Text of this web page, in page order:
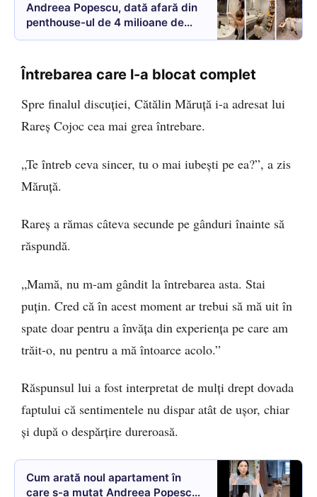
Andreea Popescu, dată afară din
penthouse-ul de 4 milioane de
euro sau a plecat singură?
este modest față de luxul din
fosta locuință FOTO/VIDEO
Întrebarea care l-a blocat complet
Spre finalul discuției, Cătălin Măruță i-a adresat lui
Rareș Cojoc cea mai grea întrebare.
„Te întreb ceva sincer, tu o mai iubești pe ea?”, a zis
Măruță.
Rareș a rămas câteva secunde pe gânduri înainte să
răspundă.
„Mamă, nu m-am gândit la întrebarea asta. Stai
puțin. Cred că în acest moment ar trebui să mă uit în
spate doar pentru a învăța din experiența pe care am
trăit-o, nu pentru a mă întoarce acolo.”
Răspunsul lui a fost interpretat de mulți drept dovada
faptului că sentimentele nu dispar atât de ușor, chiar
și după o despărțire dureroasă.
Cum arată noul apartament în
care s-a mutat Andreea Popescu